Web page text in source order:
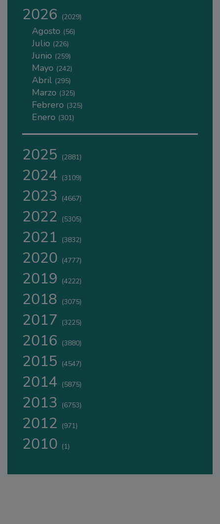
2026 (2029)
Agosto (56)
Julio (226)
Junio (259)
Mayo (242)
Abril (295)
Marzo (325)
Febrero (325)
Enero (301)
2025 (2881)
2024 (3109)
2023 (4667)
2022 (5305)
2021 (3832)
2020 (4777)
2019 (4222)
2018 (3075)
2017 (3225)
2016 (3880)
2015 (4547)
2014 (5875)
2013 (6753)
2012 (971)
2010 (1)